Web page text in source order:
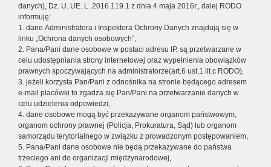
danych), Dz. U. UE. L. 2016.119.1 z dnia 4 maja 2016r., dalej RODO
informuję:
1. dane Administratora i Inspektora Ochrony Danych znajdują się w
linku „Ochrona danych osobowych”,
2. Pana/Pani dane osobowe w postaci adresu IP, są przetwarzane w
celu udostępniania strony internetowej oraz wypełnienia obowiązków
prawnych spoczywających na administratorze(art.6 ust.1 lit.c RODO),
3. jeżeli korzysta Pan/Pani z odnośnika na stronie będącego adresem
e-mail placówki to zgadza się Pan/Pani na przetwarzanie danych w
celu udzielenia odpowiedzi,
4. dane osobowe mogą być przekazywane organom państwowym,
organom ochrony prawnej (Policja, Prokuratura, Sąd) lub organom
samorządu terytorialnego w związku z prowadzonym postępowaniem,
5. Pana/Pani dane osobowe nie będą przekazywane do państwa
trzeciego ani do organizacji międzynarodowej,